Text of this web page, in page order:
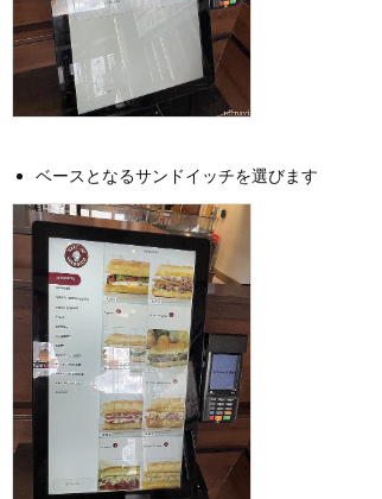
ベースとなるサンドイッチを選びます